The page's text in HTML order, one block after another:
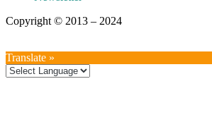
Copyright © 2013 – 2024
Translate »